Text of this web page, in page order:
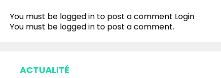
You must be logged in to post a comment Login
You must be logged in to post a comment.
ACTUALITÉ